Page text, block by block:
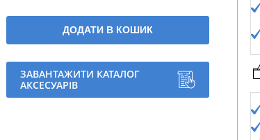
ДОДАТИ В КОШИК
ЗАВАНТАЖИТИ КАТАЛОГ
АКСЕСУАРІВ